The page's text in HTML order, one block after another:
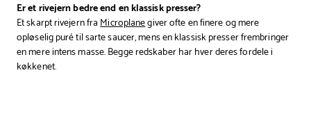
Er et rivejern bedre end en klassisk presser?
Et skarpt rivejern fraMicroplanegiver ofte en finere og mere
opløselig puré til sarte saucer, mens en klassisk presser frembringer
en mere intens masse. Begge redskaber har hver deres fordele i
køkkenet.